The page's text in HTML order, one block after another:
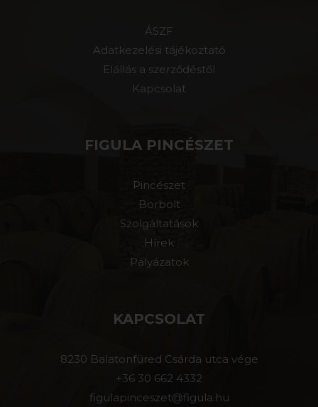
ÁSZF
Adatkezelési tájékoztató
Elállás a szerződéstől
Kapcsolat
FIGULA PINCÉSZET
Pincészet
Borbolt
Szolgáltatások
Hírek
Pályázatok
KAPCSOLAT
8230 Balatonfüred Csárda utca vége
+36 30 662 4332
figulapinceszet@figula.hu